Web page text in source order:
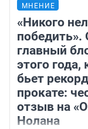
МНЕНИЕ
«Никого
победить».
главный
этого года,
бьет
прокате:
отзыв на
Нолана